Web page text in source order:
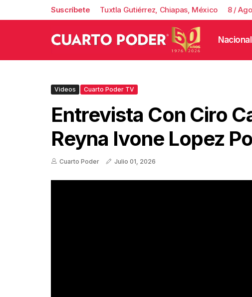
Suscríbete Tuxtla Gutiérrez, Chiapas, México 8 /
Nacional
Videos Cuarto Poder TV
Entrevista Con Ciro
Reyna Ivone Lopez
Cuarto Poder Julio 01, 2026